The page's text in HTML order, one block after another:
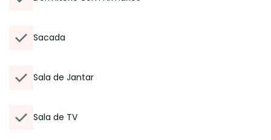
Sacada
Sala de Jantar
Sala de TV